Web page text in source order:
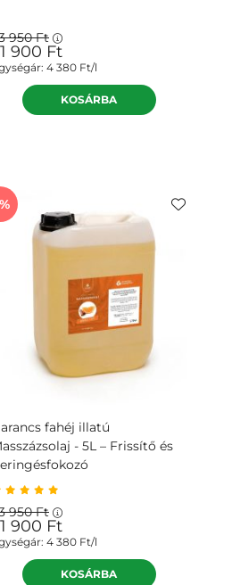
900 Ft
950Ft
4 380 Ft/l
fahéj illatú
- 5L – Frissítő és
900 Ft
950Ft
4 380 Ft/l